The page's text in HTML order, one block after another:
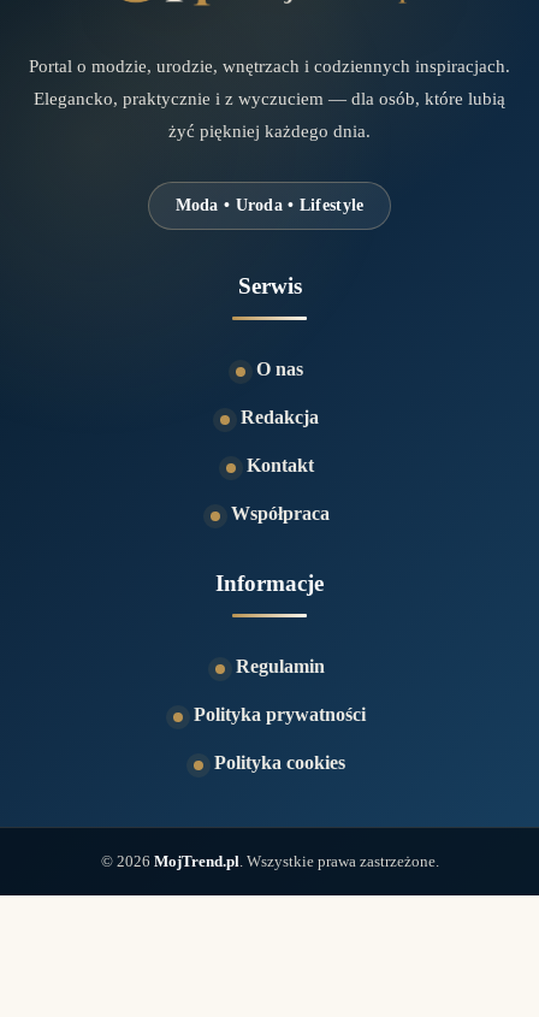
Portal o modzie, urodzie, wnętrzach i codziennych inspiracjach.
Elegancko, praktycznie i z wyczuciem — dla osób, które lubią
żyć piękniej każdego dnia.
Moda • Uroda • Lifestyle
Serwis
O nas
Redakcja
Kontakt
Współpraca
Informacje
Regulamin
Polityka prywatności
Polityka cookies
© 2026 MojTrend.pl. Wszystkie prawa zastrzeżone.